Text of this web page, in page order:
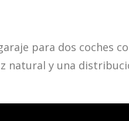
para dos coches
natural y una